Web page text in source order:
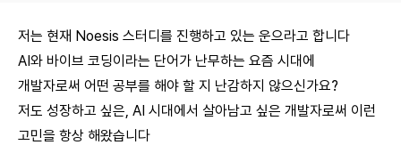
저는 현재 Noesis 스터디를 진행하고 있는 운으라고 합니다
AI와 바이브 코딩이라는 단어가 난무하는 요즘 시대에
개발자로써 어떤 공부를 해야 할 지 난감하지 않으신가요?
저도 성장하고 싶은, AI 시대에서 살아남고 싶은 개발자로써 이런
고민을 항상 해왔습니다